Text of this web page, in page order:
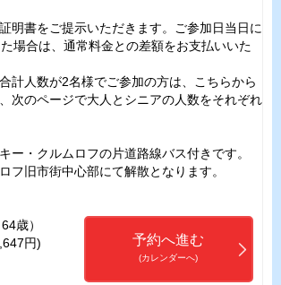
明書をご提示いただきます。ご参加日当日に
場合は、通常料金との差額をお支払いいた
計人数が2名様でご参加の方は、こちらから
次のページで大人とシニアの人数をそれぞれ
ー・クルムロフの片道路線バス付きです。
フ旧市街中心部にて解散となります。
歳）
円)
予約へ進む
(カレンダーへ)